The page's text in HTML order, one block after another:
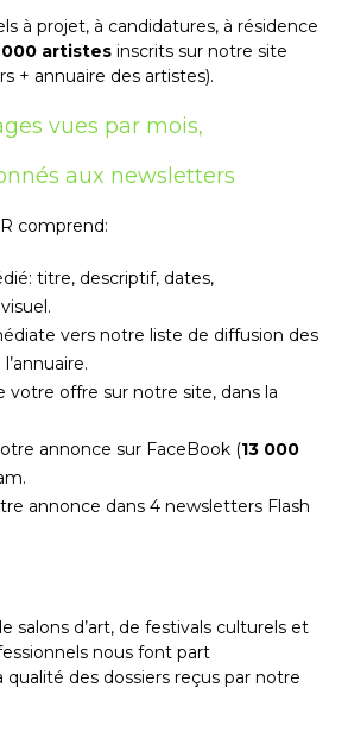
à projet, à candidatures, à résidence
000 artistes inscrits sur notre site
+ annuaire des artistes).
vues par mois,
aux newsletters
comprend:
titre, descriptif, dates,
vers notre liste de diffusion des
votre offre sur notre site, dans la
annonce sur FaceBook (13 000
annonce dans 4 newsletters Flash
salons d’art, de festivals culturels et
nous font part
des dossiers reçus par notre